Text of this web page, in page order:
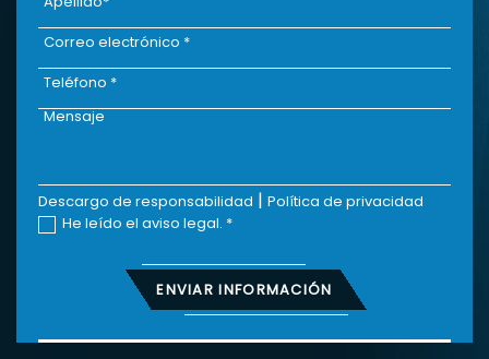
Descargo de responsabilidad | Política de privacidad
He leído el aviso legal. *